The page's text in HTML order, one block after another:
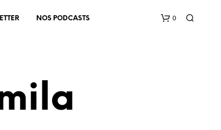
NOS PODCASTS 0